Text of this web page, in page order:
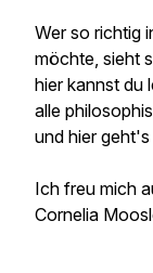
Wer so richtig
möchte, sieht
hier kannst du
alle
und hier
Ich freu mich
Cornelia